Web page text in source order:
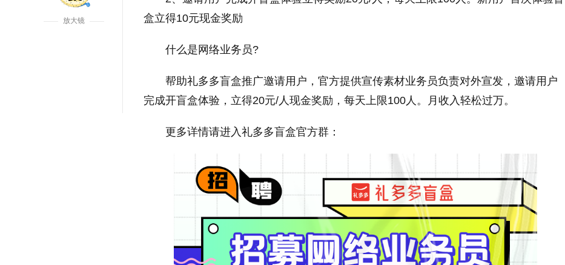
放大镜
盒立得10元现金奖励
什么是网络业务员?
帮助礼多多盲盒推广邀请用户，官方提供宣传素材业务员负责对外宣发，邀请用户
完成开盲盒体验，立得20元/人现金奖励，每天上限100人。月收入轻松过万。
更多详情请进入礼多多盲盒官方群：